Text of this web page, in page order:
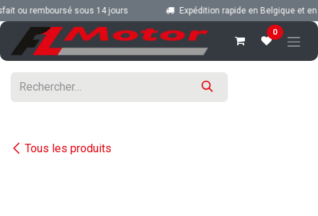
Se rendre au contenu
ou remboursé sous 14 jours Expédition rapide en Belgique et en
0
Tous les produits